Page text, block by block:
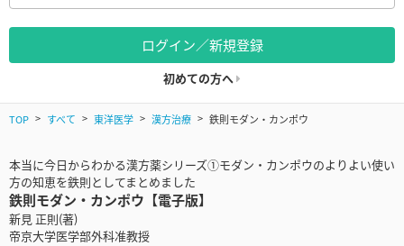
ログイン／新規登録
初めての方へ
TOP すべて 東洋医学 漢方治療 鉄則モダン・カンポウ
本当に今日からわかる漢方薬シリーズ①モダン・カンポウのよりよい使い
方の知恵を鉄則としてまとめました
鉄則モダン・カンポウ【電子版】
新見 正則(著)
帝京大学医学部外科准教授